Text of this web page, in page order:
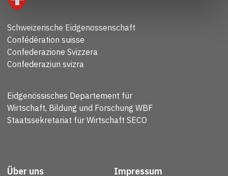
Schweizerische Eidgenossenschaft
Confédération suisse
Confederazione Svizzera
Confederaziun svizra
Eidgenössisches Departement für
Wirtschaft, Bildung und Forschung WBF
Staatssekretariat für Wirtschaft SECO
Über uns Impressum